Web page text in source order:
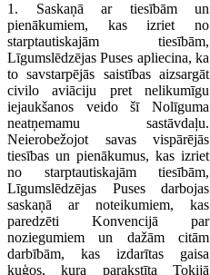
1. Saskaņā ar tiesībām un
pienākumiem, kas izriet no
starptautiskajām tiesībām,
Līgumslēdzējas Puses apliecina, ka
to savstarpējās saistības aizsargāt
civilo aviāciju pret nelikumīgu
iejaukšanos veido šī Nolīguma
neatņemamu sastāvdaļu.
Neierobežojot savas vispārējās
tiesības un pienākumus, kas izriet
no starptautiskajām tiesībām,
Līgumslēdzējas Puses darbojas
saskaņā ar noteikumiem, kas
paredzēti Konvencijā par
noziegumiem un dažām citām
darbībām, kas izdarītas gaisa
kuģos, kura parakstīta Tokijā